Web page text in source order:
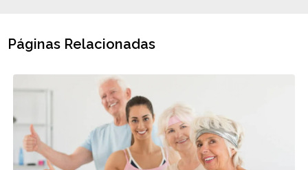
Páginas Relacionadas